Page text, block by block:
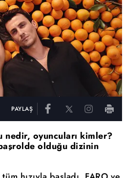
PAYLAŞ
oyuncuları kimler?
olduğu dizinin